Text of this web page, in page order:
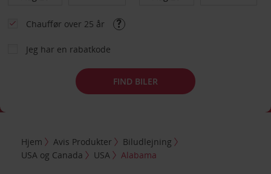
Chauffør over 25 år
Jeg har en rabatkode
FIND BILER
Hjem Avis Produkter
Biludlejning
USA og Canada
USA Alabama